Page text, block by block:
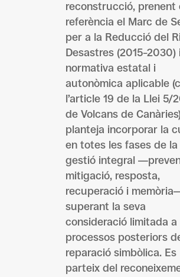
reconstrucció, prenent
referència el Marc de
per a la Reducció del
Desastres (2015–2030)
normativa estatal i
autonòmica aplicable
l’article 19 de la Llei 5/
de Volcans de
planteja incorporar la
en totes les fases de la
gestió integral
mitigació, resposta,
recuperació i
superant la seva
consideració limitada a
processos posteriors
reparació simbòlica. Es
parteix del